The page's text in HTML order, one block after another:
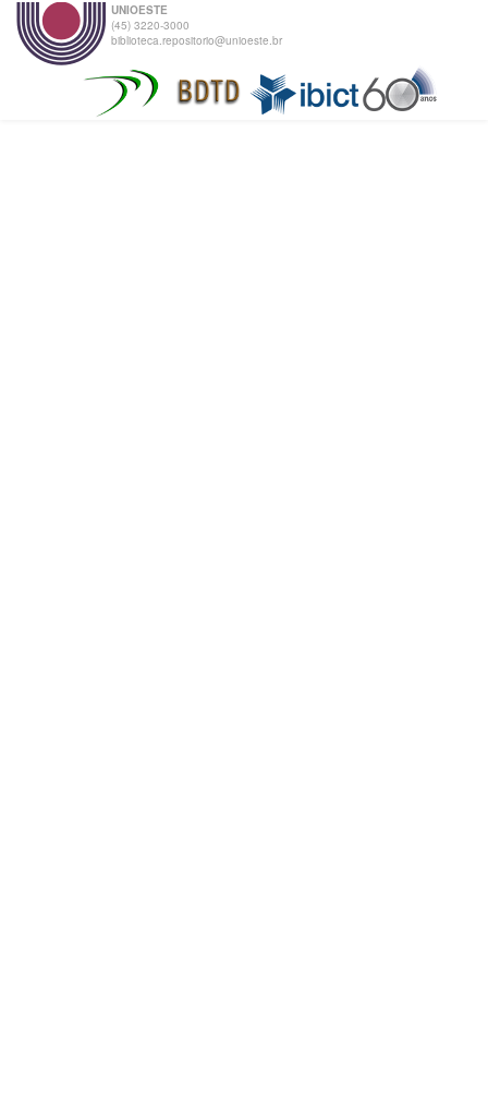
UNIOESTE
(45) 3220-3000
biblioteca.repositorio@unioeste.br